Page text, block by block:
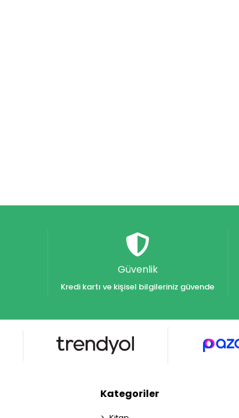
Güvenlik
Kredi kartı ve kişisel bilgileriniz güvende
Kategoriler